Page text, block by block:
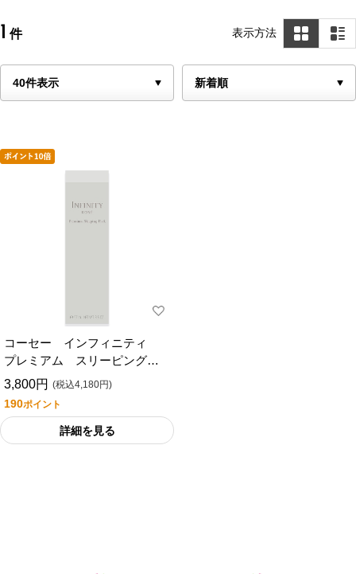
ほほ紅
1 件 表示方法
コーセー インフィニティ
プレミアム スリーピング
パック
3,800円 (税込4,180円)
190ポイント
詳細を見る